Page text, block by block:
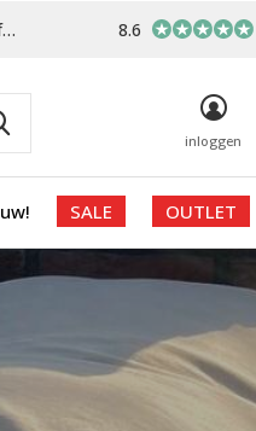
SALE OUTLET
inloggen
8.6